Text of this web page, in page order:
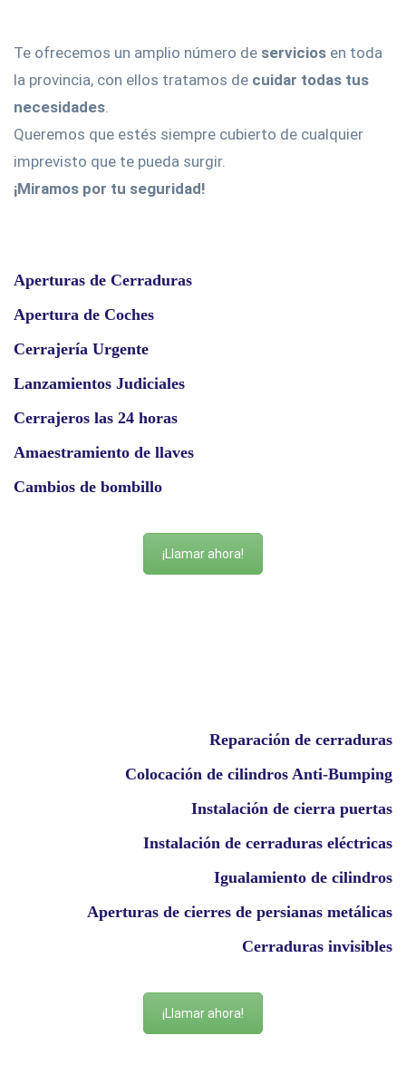
Te ofrecemos un amplio número de servicios en toda
la provincia, con ellos tratamos de cuidar todas tus
necesidades
Queremos que estés siempre cubierto de cualquier
imprevisto que te pueda surgir.
¡Miramos por tu seguridad!
Aperturas de Cerraduras
Apertura de Coches
Cerrajería Urgente
Lanzamientos Judiciales
Cerrajeros las 24 horas
Amaestramiento de llaves
Cambios de bombillo
¡Llamar ahora!
Reparación de cerraduras
Colocación de cilindros Anti-Bumping
Instalación de cierra puertas
Instalación de cerraduras eléctricas
Igualamiento de cilindros
Aperturas de cierres de persianas metálicas
Cerraduras invisibles
¡Llamar ahora!